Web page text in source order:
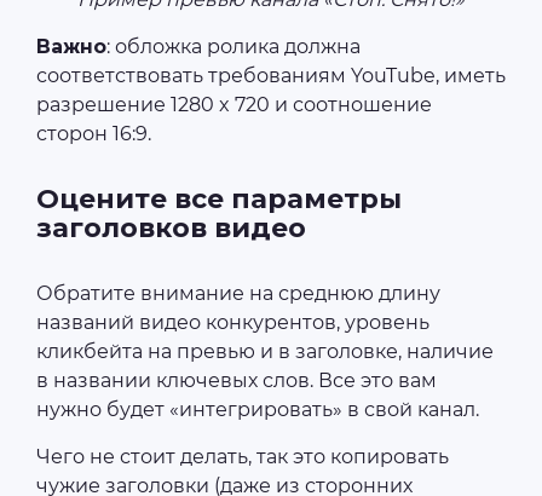
Важно: обложка ролика должна
соответствовать требованиям YouTube, иметь
разрешение 1280 x 720 и соотношение
сторон 16:9.
Оцените все параметры
заголовков видео
Обратите внимание на среднюю длину
названий видео конкурентов, уровень
кликбейта на превью и в заголовке, наличие
в названии ключевых слов. Все это вам
нужно будет «интегрировать» в свой канал.
Чего не стоит делать, так это копировать
чужие заголовки (даже из сторонних